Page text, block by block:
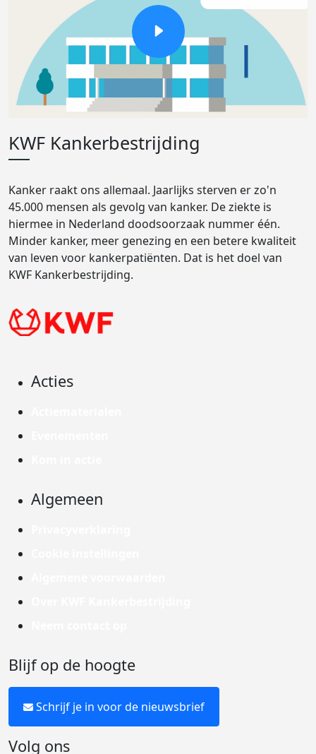
KWF Kankerbestrijding
Kanker raakt ons allemaal. Jaarlijks sterven er zo'n
45.000 mensen als gevolg van kanker. De ziekte is
hiermee in Nederland doodsoorzaak nummer één.
Minder kanker, meer genezing en een betere kwaliteit
van leven voor kankerpatiënten. Dat is het doel van
KWF Kankerbestrijding.
Acties
Algemeen
Blijf op de hoogte
Schrijf je in voor de nieuwsbrief
Volg ons